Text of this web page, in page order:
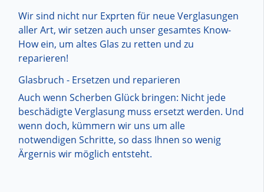
Wir sind nicht nur Exprten für neue Verglasungen
aller Art, wir setzen auch unser gesamtes Know-
How ein, um altes Glas zu retten und zu
reparieren!
Glasbruch - Ersetzen und reparieren
Auch wenn Scherben Glück bringen: Nicht jede
beschädigte Verglasung muss ersetzt werden. Und
wenn doch, kümmern wir uns um alle
notwendigen Schritte, so dass Ihnen so wenig
Ärgernis wir möglich entsteht.